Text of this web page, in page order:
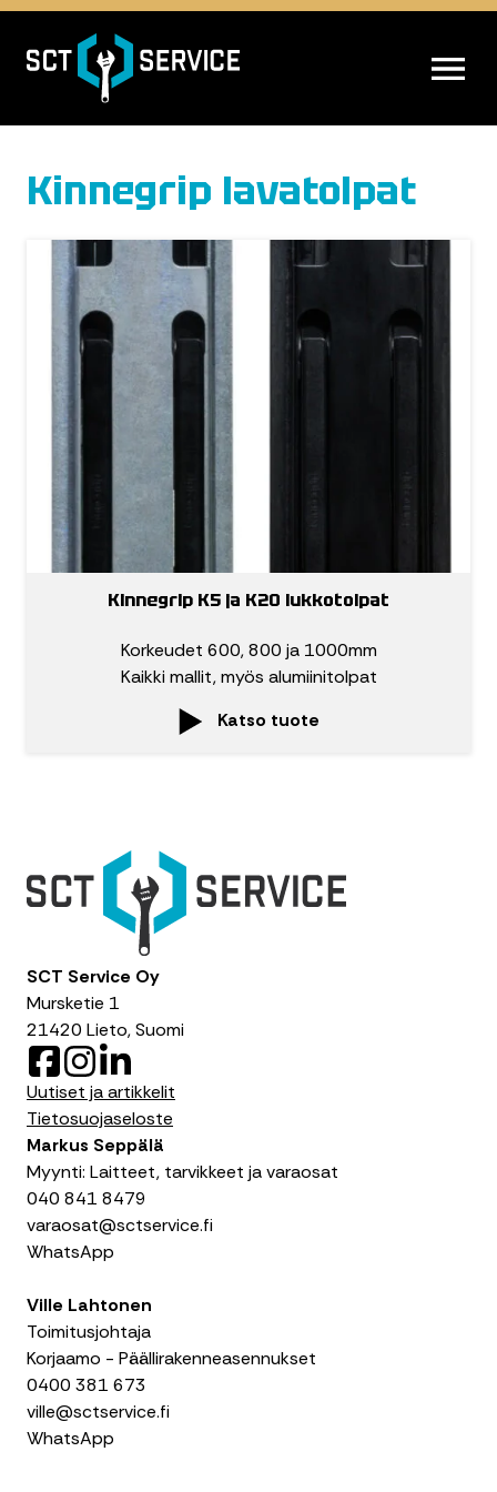
Kinnegrip lavatolpat
Kinnegrip K5 ja K20 lukkotolpat
Korkeudet 600, 800 ja 1000mm
Kaikki mallit, myös alumiinitolpat
Katso tuote
SCT Service Oy
Mursketie 1
21420 Lieto, Suomi
F
a
e
o
k
n
s
t
g
a
m
i
n
k
d
Uutiset ja artikkelit
Tietosuojaseloste
Markus Seppälä
Myynti: Laitteet, tarvikkeet ja varaosat
040 841 8479
varaosat@sctservice.fi
WhatsApp
Ville Lahtonen
Toimitusjohtaja
Korjaamo - Päällirakenneasennukset
0400 381 673
ville@sctservice.fi
WhatsApp